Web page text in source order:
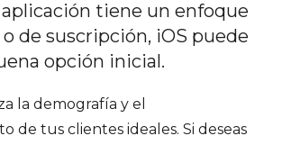
tiene un enfoque
de suscripción, iOS puede
opción inicial.
la demografía y el
de tus clientes ideales. Si deseas